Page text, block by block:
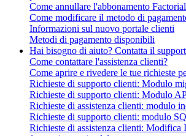
Come annullare l'abbonamento Factorial
Come modificare il metodo di
Informazioni sul nuovo portale clienti
Metodi di pagamento disponibili
Hai bisogno di aiuto? Contatta il
Come contattare l'assistenza clienti?
Come aprire e rivedere le tue richieste
Richieste di supporto clienti: Modulo
Richieste di supporto clienti: Modulo
Richieste di assistenza clienti: modulo
Richieste di supporto clienti: modulo
Richieste di assistenza clienti: Modifica